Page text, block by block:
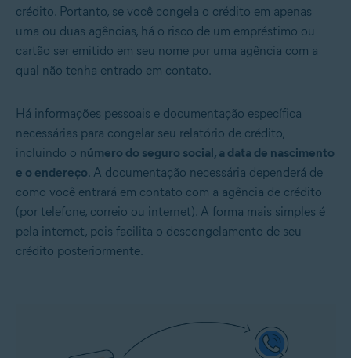
crédito. Portanto, se você congela o crédito em apenas
uma ou duas agências, há o risco de um empréstimo ou
cartão ser emitido em seu nome por uma agência com a
qual não tenha entrado em contato.
Há informações pessoais e documentação específica
necessárias para congelar seu relatório de crédito,
incluindo o número do seguro social, a data de nascimento
e o endereço. A documentação necessária dependerá de
como você entrará em contato com a agência de crédito
(por telefone, correio ou internet). A forma mais simples é
pela internet, pois facilita o descongelamento de seu
crédito posteriormente.